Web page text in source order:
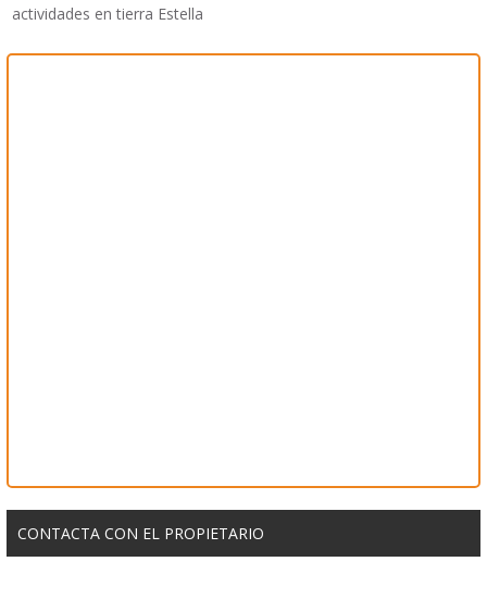
actividades en tierra Estella
CONTACTA CON EL PROPIETARIO